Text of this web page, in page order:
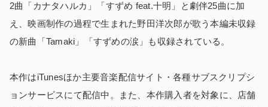
2曲「カナタハルカ」「すずめ feat.十明」と劇伴25曲に加
え、映画制作の過程で生まれた野田洋次郎が歌う本編未収録
の新曲「Tamaki」「すずめの涙」も収録されている。
本作はiTunesほか主要音楽配信サイト・各種サブスクリプシ
ョンサービスにて配信中。また、本作購入者を対象に、店舗